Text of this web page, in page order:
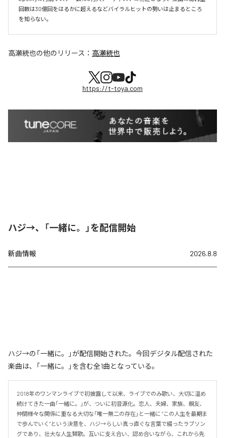
回数は30億回をはるかに超えるなどバイラルヒットの勢いは止まるところ
を知らない。
高瀬統也の他のリリース： 高瀬統也
https://t-toya.com
ハジ→、「一緒に。」を配信開始
新曲情報 2026.8.8
ハジ→の「一緒に。」が配信開始された。今回デジタル配信された
楽曲は、「一緒に。」を含む全1曲となっている。
2018年のワンマンライブで初披露して以来、ライブでのみ歌い、大切に温め
続けてきた一曲「一緒に。」が、ついに初音源化。恋人、夫婦、家族、親友、
仲間――様々な関係に重なる大切な「唯一無二の存在」と一緒に “この人生を最期ま
で歩んでいく”という決意を、ハジ→らしい真っ直ぐな言葉で綴ったラブソン
グであり、壮大な人生賛歌。互いに支え合い、認め合いながら、これから先